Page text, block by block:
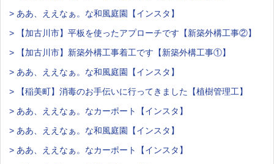
> ああ、ええなぁ。な和風庭園【インスタ】
> 【加古川市】平板を使ったアプローチです【新築外構工事②】
> 【加古川市】新築外構工事着工です【新築外構工事①】
> ああ、ええなぁ。な和風庭園【インスタ】
> 【稲美町】消毒のお手伝いに行ってきました【植樹管理工】
> ああ、ええなぁ。なカーポート【インスタ】
> ああ、ええなぁ。な和風庭園【インスタ】
> ああ、ええなぁ。なカーポート【インスタ】